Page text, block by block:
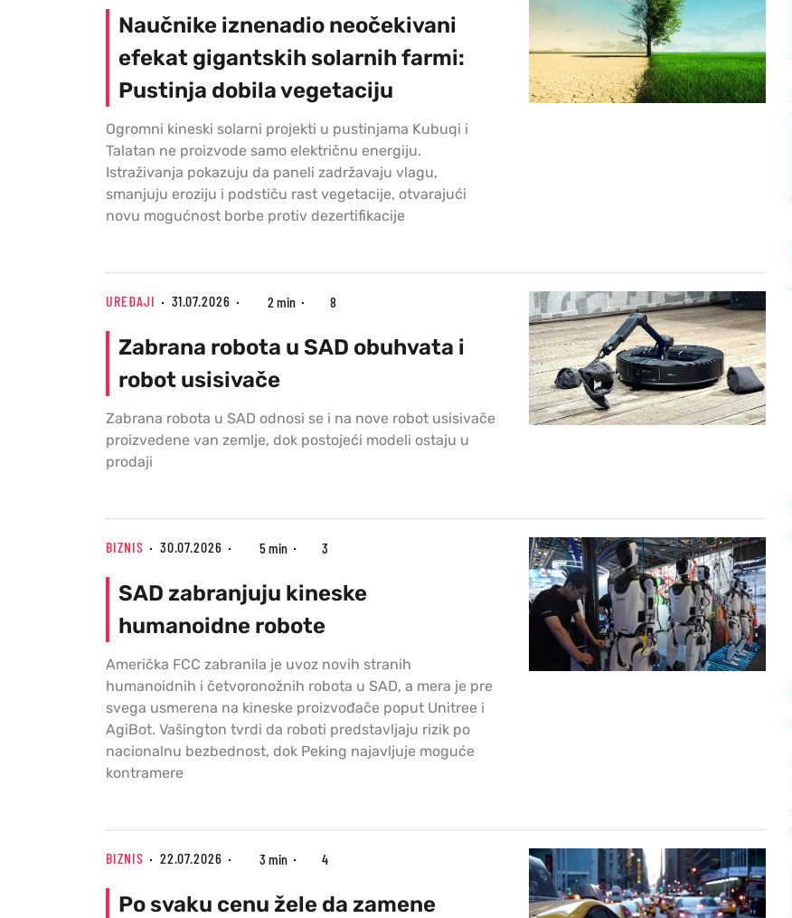
Naučnike iznenadio neočekivani
efekat gigantskih solarnih farmi:
Pustinja dobila vegetaciju
Ogromni kineski solarni projekti u pustinjama Kubuqi i
Talatan ne proizvode samo električnu energiju.
Istraživanja pokazuju da paneli zadržavaju vlagu,
smanjuju eroziju i podstiču rast vegetacije, otvarajući
novu mogućnost borbe protiv dezertifikacije
UREĐAJI 31.07.2026 2 min 8
Zabrana robota u SAD obuhvata i
robot usisivače
Zabrana robota u SAD odnosi se i na nove robot usisivače
proizvedene van zemlje, dok postojeći modeli ostaju u
prodaji
BIZNIS 30.07.2026 5 min 3
SAD zabranjuju kineske
humanoidne robote
Američka FCC zabranila je uvoz novih stranih
humanoidnih i četvoronožnih robota u SAD, a mera je pre
svega usmerena na kineske proizvođače poput Unitree i
AgiBot. Vašington tvrdi da roboti predstavljaju rizik po
nacionalnu bezbednost, dok Peking najavljuje moguće
kontramere
BIZNIS 22.07.2026 3 min 4
Po svaku cenu žele da zamene